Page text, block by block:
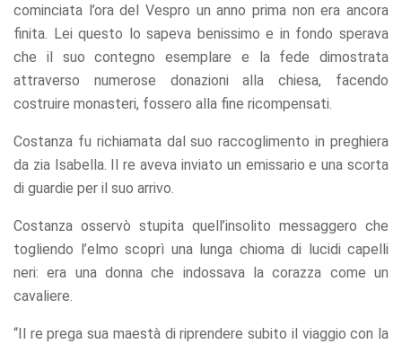
cominciata l’ora del Vespro un anno prima non era ancora
finita. Lei questo lo sapeva benissimo e in fondo sperava
che il suo contegno esemplare e la fede dimostrata
attraverso numerose donazioni alla chiesa, facendo
costruire monasteri, fossero alla fine ricompensati.
Costanza fu richiamata dal suo raccoglimento in preghiera
da zia Isabella. Il re aveva inviato un emissario e una scorta
di guardie per il suo arrivo.
Costanza osservò stupita quell’insolito messaggero che
togliendo l’elmo scoprì una lunga chioma di lucidi capelli
neri: era una donna che indossava la corazza come un
cavaliere.
“Il re prega sua maestà di riprendere subito il viaggio con la